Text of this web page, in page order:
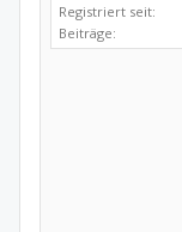
Registriert seit:
Beiträge: